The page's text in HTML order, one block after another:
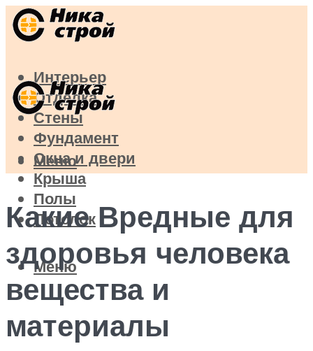
Интерьер
Отделка
Стены
Фундамент
Окна и двери
Крыша
Полы
Потолок
Меню
Меню
Какие Вредные для
здоровья человека
вещества и
материалы